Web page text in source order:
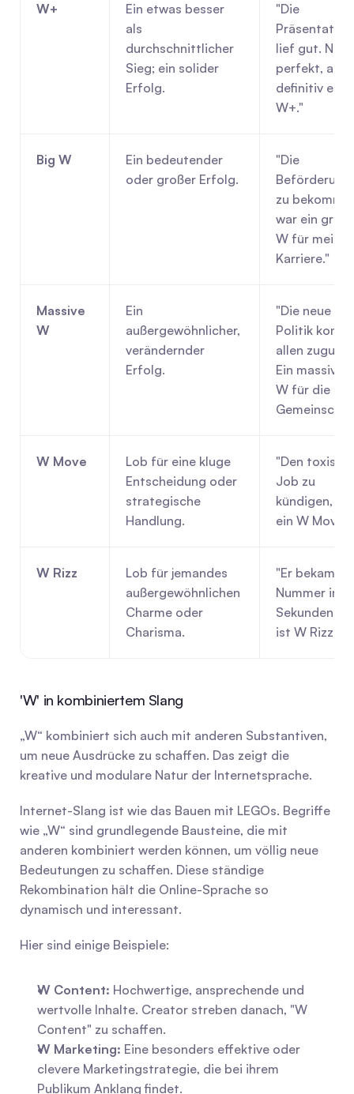
W+
Ein etwas besser
als
durchschnittlicher
Sieg; ein solider
Erfolg.
"Die
Präsentation
lief gut.
perfekt, aber
definitiv ein
W+."
Big W
Ein bedeutender
oder großer Erfolg.
"Die
Beförderung
zu
war ein
W für meine
Karriere."
Massive
W
Ein
außergewöhnlicher,
verändernder
Erfolg.
"Die neue
Politik
allen zugute.
Ein massives
W für die
W Move
Lob für eine kluge
Entscheidung oder
strategische
Handlung.
"Den
Job zu
kündigen,
ein W Move."
W Rizz
Lob für jemandes
außergewöhnlichen
Charme oder
Charisma.
"Er bekam
Nummer in
Sekunden.
ist W Rizz."
'W' in kombiniertem Slang
„W“ kombiniert sich auch mit anderen Substantiven,
um neue Ausdrücke zu schaffen. Das zeigt die
kreative und modulare Natur der Internetsprache.
Internet-Slang ist wie das Bauen mit LEGOs. Begriffe
wie „W“ sind grundlegende Bausteine, die mit
anderen kombiniert werden können, um völlig neue
Bedeutungen zu schaffen. Diese ständige
Rekombination hält die Online-Sprache so
dynamisch und interessant.
Hier sind einige Beispiele:
W Content: Hochwertige, ansprechende und
wertvolle Inhalte. Creator streben danach, "W
Content" zu schaffen.
W Marketing: Eine besonders effektive oder
clevere Marketingstrategie, die bei ihrem
Publikum Anklang findet.